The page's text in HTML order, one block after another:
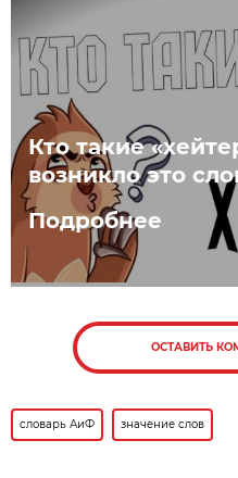
Кто такие
возникло это
Подробнее
ОСТАВИТЬ
словарь АиФ значение слов